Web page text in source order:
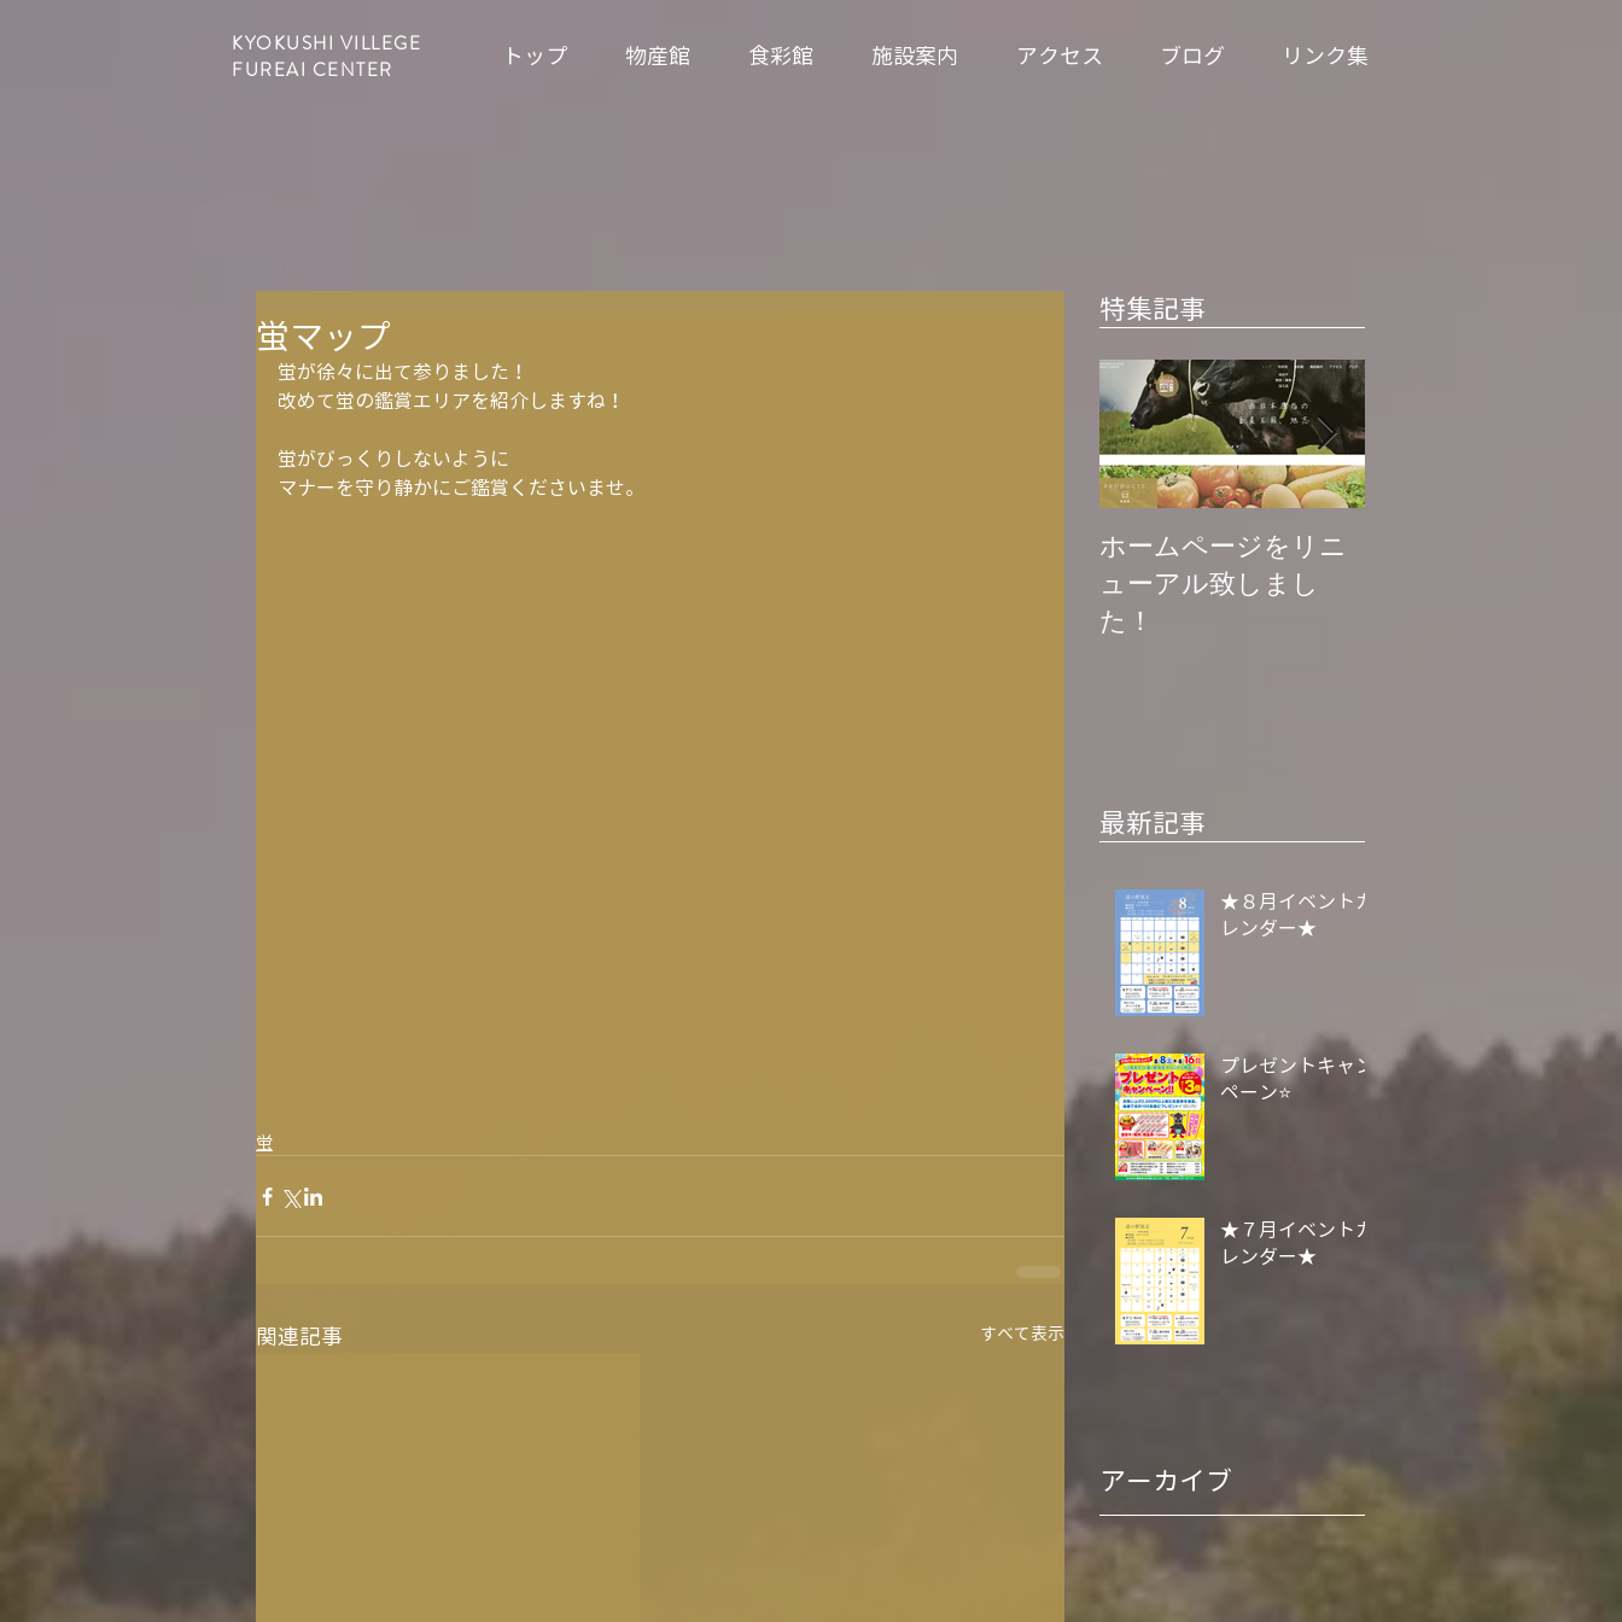
KYOKUSHI VILLEGE
FUREAI CENTER
トップ 物産館 食彩館 施設案内 アクセス ブログ リンク集
蛍マップ
蛍が徐々に出て参りました！
改めて蛍の鑑賞エリアを紹介しますね！
蛍がびっくりしないように
マナーを守り静かにご鑑賞くださいませ。
蛍
関連記事 すべて表示
特集記事
ホームページをリニ
ューアル致しまし
た！
最新記事
★８月イベントカ
レンダー★
プレゼントキャン
ペーン⭐
★７月イベントカ
レンダー★
アーカイブ